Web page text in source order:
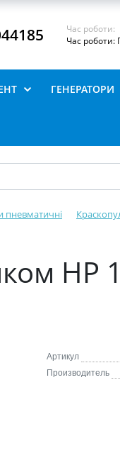
Час роботи:
Час роботи:
ГЕНЕРАТОРИ
пневматичні
HP
Артикул
Производитель